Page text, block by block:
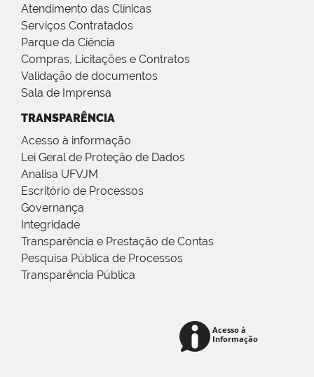
Atendimento das Clínicas
Serviços Contratados
Parque da Ciência
Compras, Licitações e Contratos
Validação de documentos
Sala de Imprensa
TRANSPARÊNCIA
Acesso à informação
Lei Geral de Proteção de Dados
Analisa UFVJM
Escritório de Processos
Governança
Integridade
Transparência e Prestação de Contas
Pesquisa Pública de Processos
Transparência Pública